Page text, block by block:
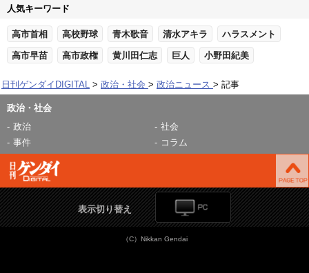
人気キーワード
高市首相 高校野球 青木歌音 清水アキラ ハラスメント
高市早苗 高市政権 黄川田仁志 巨人 小野田紀美
日刊ゲンダイDIGITAL 政治・社会 政治ニュース 記事
政治・社会
政治
社会
事件
コラム
表示切り替え
（C）Nikkan Gendai